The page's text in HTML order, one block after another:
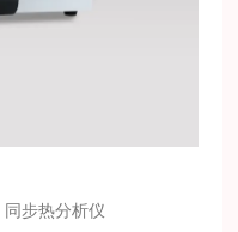
同步热分析仪